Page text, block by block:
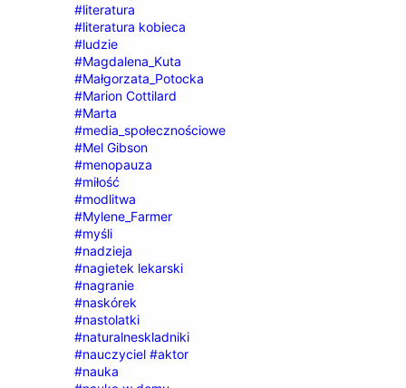
#literatura
#literatura kobieca
#ludzie
#Magdalena_Kuta
#Małgorzata_Potocka
#Marion Cottilard
#Marta
#media_społecznościowe
#Mel Gibson
#menopauza
#miłość
#modlitwa
#Mylene_Farmer
#myśli
#nadzieja
#nagietek lekarski
#nagranie
#naskórek
#nastolatki
#naturalneskladniki
#nauczyciel #aktor
#nauka